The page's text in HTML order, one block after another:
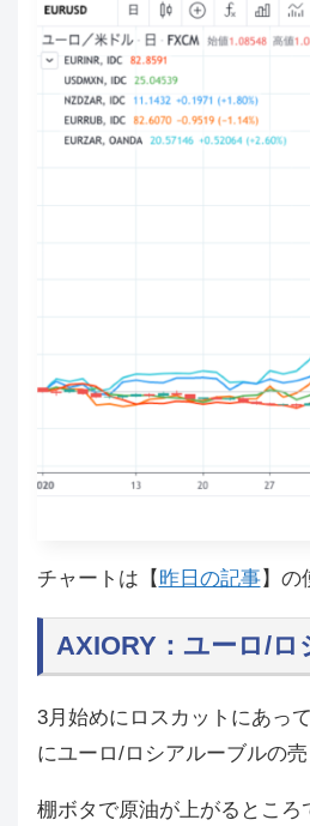
チャートは【 昨日の記事】の
AXIORY：ユーロ/ロ
3月始めにロスカットにあっ
にユーロ/ロシアルーブルの
棚ボタで原油が上がるとこ